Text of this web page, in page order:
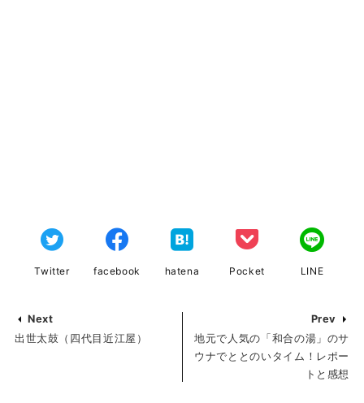
Twitter facebook hatena Pocket LINE
Next
出世太鼓（四代目近江屋）
Prev
地元で人気の「和合の湯」のサ
ウナでととのいタイム！レポー
トと感想